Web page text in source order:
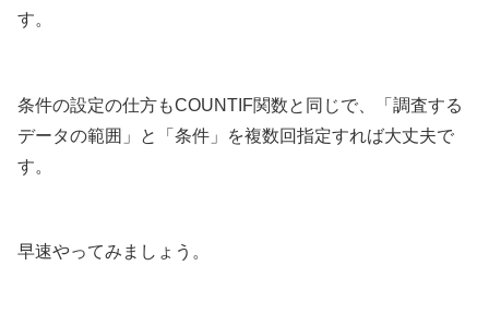
す。
条件の設定の仕方もCOUNTIF関数と同じで、「調査する
データの範囲」と「条件」を複数回指定すれば大丈夫で
す。
早速やってみましょう。